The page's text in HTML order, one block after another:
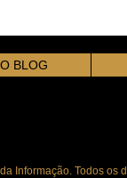
BLOG
Informação. Todos os